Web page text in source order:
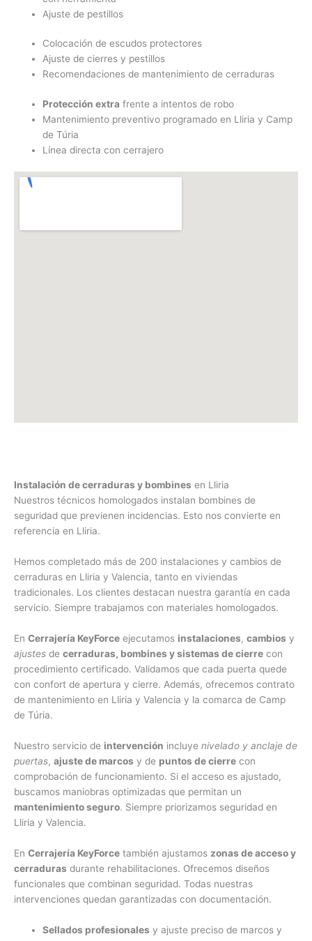
Ajuste de pestillos
Colocación de escudos protectores
Ajuste de cierres y pestillos
Recomendaciones de mantenimiento de cerraduras
Protección extra frente a intentos de robo
Mantenimiento preventivo programado en Lliria y Camp
de Túria
Línea directa con cerrajero
Instalación de cerraduras y bombines en Lliria
Nuestros técnicos homologados instalan bombines de
seguridad que previenen incidencias. Esto nos convierte en
referencia en Lliria.
Hemos completado más de 200 instalaciones y cambios de
cerraduras en Lliria y Valencia, tanto en viviendas
tradicionales. Los clientes destacan nuestra garantía en cada
servicio. Siempre trabajamos con materiales homologados.
En Cerrajería KeyForce ejecutamos instalaciones, cambios y
ajustes de cerraduras, bombines y sistemas de cierre con
procedimiento certificado. Validamos que cada puerta quede
con confort de apertura y cierre. Además, ofrecemos contrato
de mantenimiento en Lliria y Valencia y la comarca de Camp
de Túria.
Nuestro servicio de intervención incluye nivelado y anclaje de
puertas, ajuste de marcos y de puntos de cierre con
comprobación de funcionamiento. Si el acceso es ajustado,
buscamos maniobras optimizadas que permitan un
mantenimiento seguro. Siempre priorizamos seguridad en
Lliria y Valencia.
En Cerrajería KeyForce también ajustamos zonas de acceso y
cerraduras durante rehabilitaciones. Ofrecemos diseños
funcionales que combinan seguridad. Todas nuestras
intervenciones quedan garantizadas con documentación.
Sellados profesionales y ajuste preciso de marcos y